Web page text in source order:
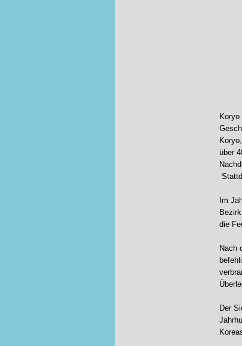
über
Im
die
Nach
Der